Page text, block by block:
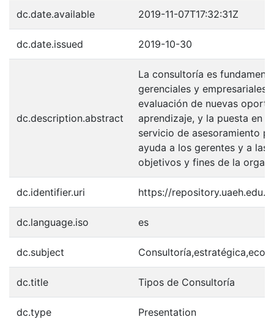
dc.date.available 2019-11-07T17:32:31Z
dc.date.issued 2019-10-30
dc.description.abstract
La consultoría es
gerenciales y
evaluación de nuevas
aprendizaje, y la puesta en
servicio de asesoramiento
ayuda a los gerentes y a las
objetivos y fines de la
dc.identifier.uri https://
dc.language.iso es
dc.subject
dc.title Tipos de Consultoría
dc.type Presentation